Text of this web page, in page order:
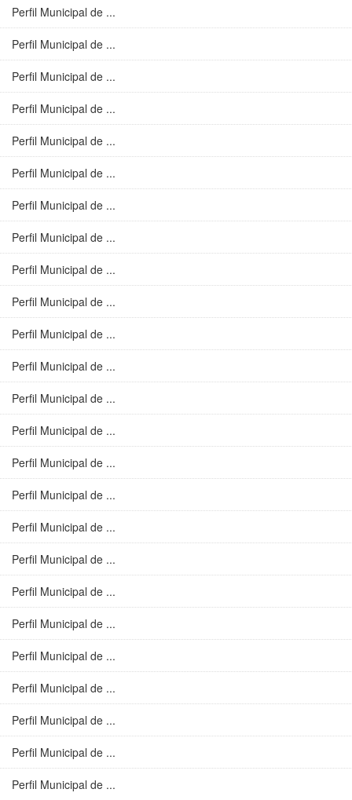
Perfil Municipal de ...
Perfil Municipal de ...
Perfil Municipal de ...
Perfil Municipal de ...
Perfil Municipal de ...
Perfil Municipal de ...
Perfil Municipal de ...
Perfil Municipal de ...
Perfil Municipal de ...
Perfil Municipal de ...
Perfil Municipal de ...
Perfil Municipal de ...
Perfil Municipal de ...
Perfil Municipal de ...
Perfil Municipal de ...
Perfil Municipal de ...
Perfil Municipal de ...
Perfil Municipal de ...
Perfil Municipal de ...
Perfil Municipal de ...
Perfil Municipal de ...
Perfil Municipal de ...
Perfil Municipal de ...
Perfil Municipal de ...
Perfil Municipal de ...